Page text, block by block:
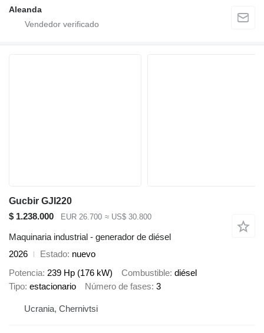
Aleanda
Gucbir GJI220
$ 1.238.000
EUR 26.700 ≈ US$ 30.800
Maquinaria industrial - generador de diésel
2026
Estado nuevo
Potencia 239 Hp (176 kW) Combustible diésel
Tipo estacionario Número de fases 3
Ucrania, Chernivtsi